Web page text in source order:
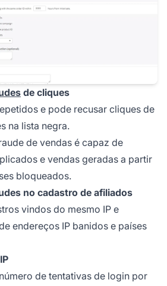
de cliques
e pode recusar cliques de
na lista negra.
de vendas é capaz de
e vendas geradas a partir
bloqueados.
no cadastro de afiliados
vindos do mesmo IP e
endereços IP banidos e países
de tentativas de login por